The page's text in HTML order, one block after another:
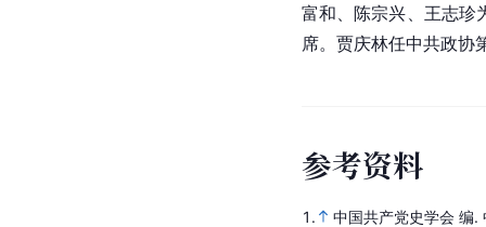
富和、陈宗兴、王志珍
席。贾庆林任中共政协
参考资料
1. 中国共产党史学会 编.